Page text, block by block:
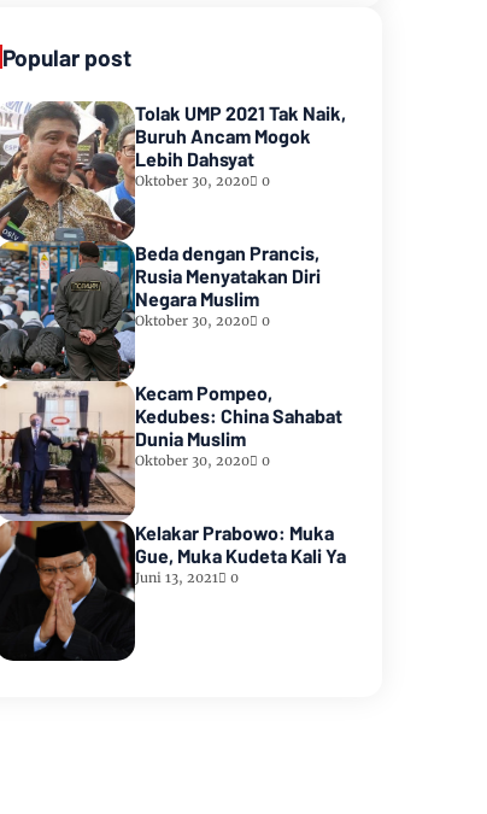
Popular post
Tolak UMP 2021 Tak Naik,
Buruh Ancam Mogok
Lebih Dahsyat
Oktober 30, 2020 0
Beda dengan Prancis,
Rusia Menyatakan Diri
Negara Muslim
Oktober 30, 2020 0
Kecam Pompeo,
Kedubes: China Sahabat
Dunia Muslim
Oktober 30, 2020 0
Kelakar Prabowo: Muka
Gue, Muka Kudeta Kali Ya
Juni 13, 2021 0